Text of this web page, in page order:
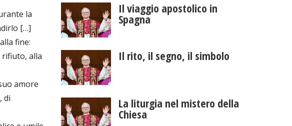
la
[…]
fine:
rifiuto, alla
amore
di
Il viaggio apostolico in
Spagna
Il rito, il segno, il simbolo
La liturgia nel mistero della
Chiesa